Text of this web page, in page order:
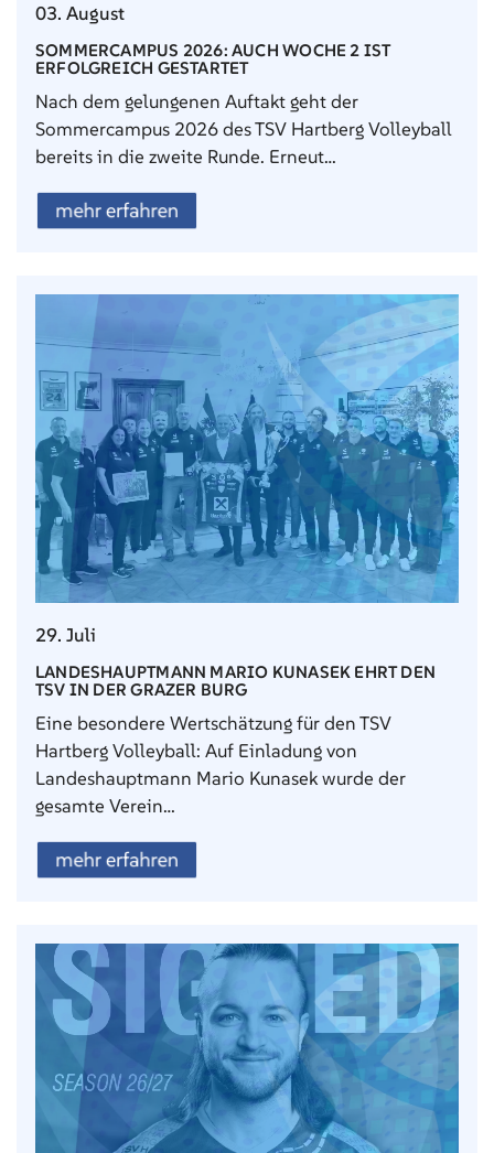
03. August
SOMMERCAMPUS 2026: AUCH WOCHE 2 IST
ERFOLGREICH GESTARTET
Nach dem gelungenen Auftakt geht der
Sommercampus 2026 des TSV Hartberg Volleyball
bereits in die zweite Runde. Erneut…
mehr erfahren
29. Juli
LANDESHAUPTMANN MARIO KUNASEK EHRT DEN
TSV IN DER GRAZER BURG
Eine besondere Wertschätzung für den TSV
Hartberg Volleyball: Auf Einladung von
Landeshauptmann Mario Kunasek wurde der
gesamte Verein…
mehr erfahren